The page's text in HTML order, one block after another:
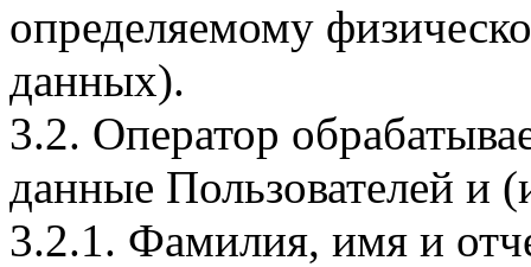
определяемому
данных).
3.2. Оператор
данные Пользователей и
3.2.1. Фамилия, имя и